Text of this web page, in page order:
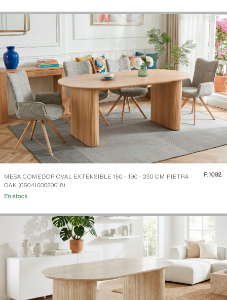
MESA COMEDOR OVAL EXTENSIBLE 150 - 190 - 230 CM PIETRA
OAK (0604150020018)
P.1092.
En stock.